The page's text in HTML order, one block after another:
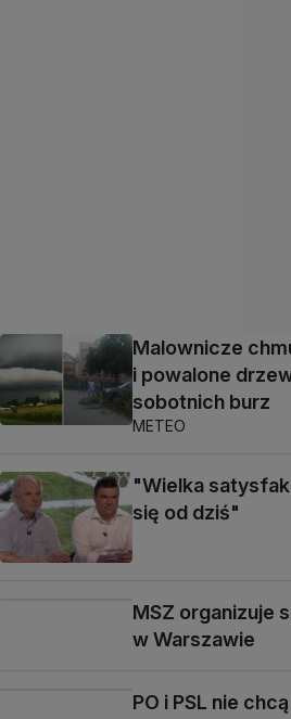
Malownicze
i powalone
sobotnich burz
METEO
"Wielka
się od dziś"
MSZ organizuje
w Warszawie
PO i PSL nie